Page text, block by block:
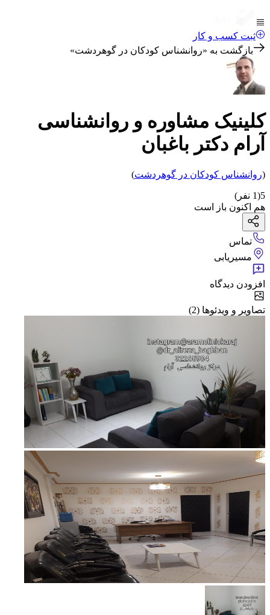
ثبت کسب و کار
بازگشت به «روانشناس کودکان در گوهردشت»
کلینیک مشاوره و روانشناسی
آرام دکتر باغبان
(روانشناس کودکان در گوهردشت)
5
(
1 نفر)
هم اکنون باز است
تماس
مسیریابی
افزودن دیدگاه
تصاویر و ویدئوها (2)